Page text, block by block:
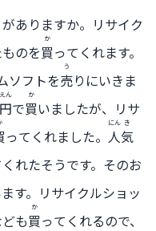
ありますか。リサイク
のを買
か
ってくれます。
ソフトを売
う
りにいきま
円
えん
で買
か
いましたが、リサ
ってくれました。 人
にん
気
き
れたそうです。そのお
す。リサイクルショッ
も買
か
ってくれるので、